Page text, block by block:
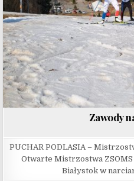
Zawody
PUCHAR PODLASIA –
Otwarte Mistrzostwa
Białystok w